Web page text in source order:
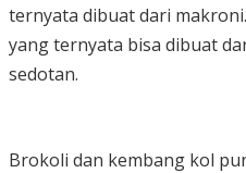
ternyata dibuat dari
yang ternyata bisa dibuat
sedotan.
Brokoli dan kembang kol